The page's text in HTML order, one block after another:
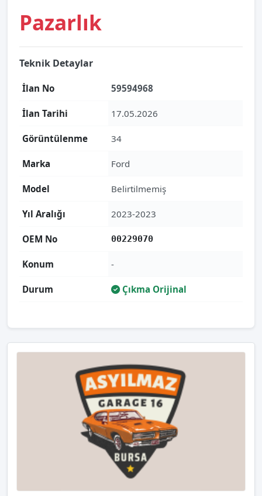
Pazarlık
Teknik Detaylar
İlan No 59594968
İlan Tarihi 17.05.2026
Görüntülenme 34
Marka Ford
Model Belirtilmemiş
Yıl Aralığı 2023-2023
OEM No 00229070
Konum -
Durum Çıkma Orijinal